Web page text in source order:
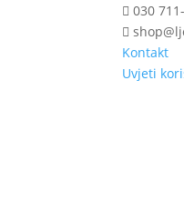
030
Kontakt
Uvjeti